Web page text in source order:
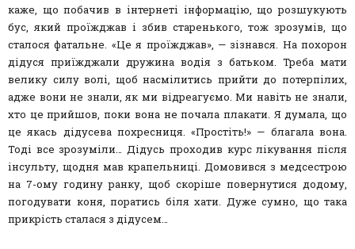
каже, що побачив в інтернеті інформацію, що розшукують
бус, який проїжджав і збив старенького, тож зрозумів, що
сталося фатальне. «Це я проїжджав», — зізнався. На похорон
дідуся приїжджали дружина водія з батьком. Треба мати
велику силу волі, щоб насмілитись прийти до потерпілих,
адже вони не знали, як ми відреагуємо. Ми навіть не знали,
хто це прийшов, поки вона не почала плакати. Я думала, що
це якась дідусева похресниця. «Простіть!» — благала вона.
Тоді все зрозуміли… Дідусь проходив курс лікування після
інсульту, щодня мав крапельниці. Домовився з медсестрою
на 7-ому годину ранку, щоб скоріше повернутися додому,
погодувати коня, поратись біля хати. Дуже сумно, що така
прикрість сталася з дідусем…